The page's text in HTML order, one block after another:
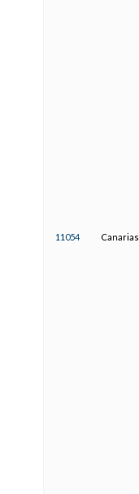
11054 Canarias